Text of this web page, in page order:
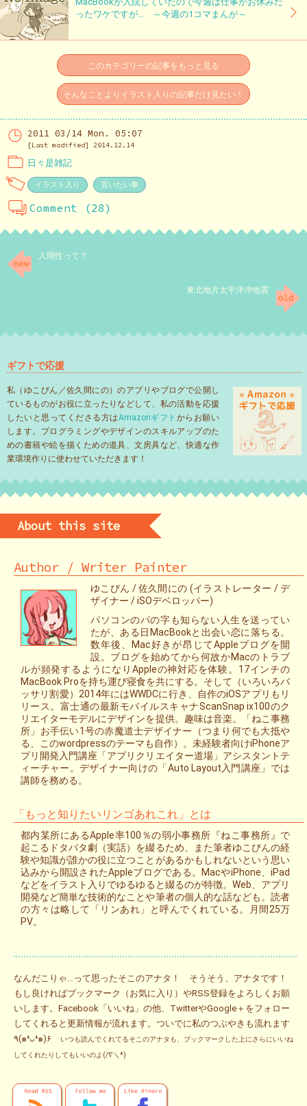
ったワケですが… ～今週の1コマまんが～
このカテゴリーの記事をもっと見る
そんなことよりイラスト入りの記事だけ見たい！
2011 03/14 Mon. 05:07
[Last modified] 2014.12.14
日々是雑記
イラスト入り 言いたい事
Comment (28)
人間性って？
東北地方太平洋沖地震
ギフトで応援
私（ゆこびん／佐久間にの）のアプリやブログで公開し
ているものがお役に立ったりなどして、私の活動を応援
したいと思ってくださる方はAmazonギフト からお願い
します。プログラミングやデザインのスキルアップのた
めの書籍や絵を描くための道具、文房具など、快適な作
業環境作りに使わせていただきます！
About this site
Author / Writer Painter
ゆこびん / 佐久間にの (イラストレーター / デ
ザイナー / iSOデベロッパー)
パソコンのパの字も知らない人生を送ってい
たが、ある日MacBookと出会い恋に落ちる。
数年後、Mac好きが昂じてAppleブログを開
設。ブログを始めてから何故かMacのトラブ
ルが頻発するようになりAppleの神対応を体験。17インチの
MacBook Proを持ち運び寝食を共にする。そして（いろいろバ
ッサリ割愛）2014年にはWWDCに行き、自作のiOSアプリもリ
リース。富士通の最新モバイルスキャナScanSnap ix100のク
リエイターモデルにデザインを提供。趣味は音楽。「ねこ事務
所」お手伝い1号の赤魔道士デザイナー（つまり何でも大抵や
る、このwordpressのテーマも自作）。未経験者向けiPhoneア
プリ開発入門講座「アプリクリエイター道場」アシスタントテ
ィーチャー。デザイナー向けの「Auto Layout入門講座」では
講師を務める。
「もっと知りたいリンゴあれこれ」とは
都内某所にあるApple率100％の弱小事務所『ねこ事務所』で
起こるドタバタ劇（実話）を綴るため、また筆者ゆこびんの経
験や知識が誰かの役に立つことがあるかもしれないという思い
込みから開設されたAppleブログである。MacやiPhone、iPad
などをイラスト入りでゆるゆると綴るのが特徴。Web、アプリ
開発など簡単な技術的なことや筆者の個人的な話なども。読者
の方々は略して「リンあれ」と呼んでくれている。月間25万
PV。
なんだこりゃ…って思ったそこのアナタ！ そうそう、アナタです！
もし良ければブックマーク（お気に入り）やRSS登録をよろしくお願
いします。Facebook「いいね」の他、TwitterやGoogle＋をフォロー
してくれると更新情報が流れます。ついでに私のつぶやきも流れます
٩(๑❛ᴗ❛๑)۶
いつも読んでくれてるそこのアナタも、ブックマークした上にさらにいいね
してくれたりしてもいいのよ(/∇＼*)